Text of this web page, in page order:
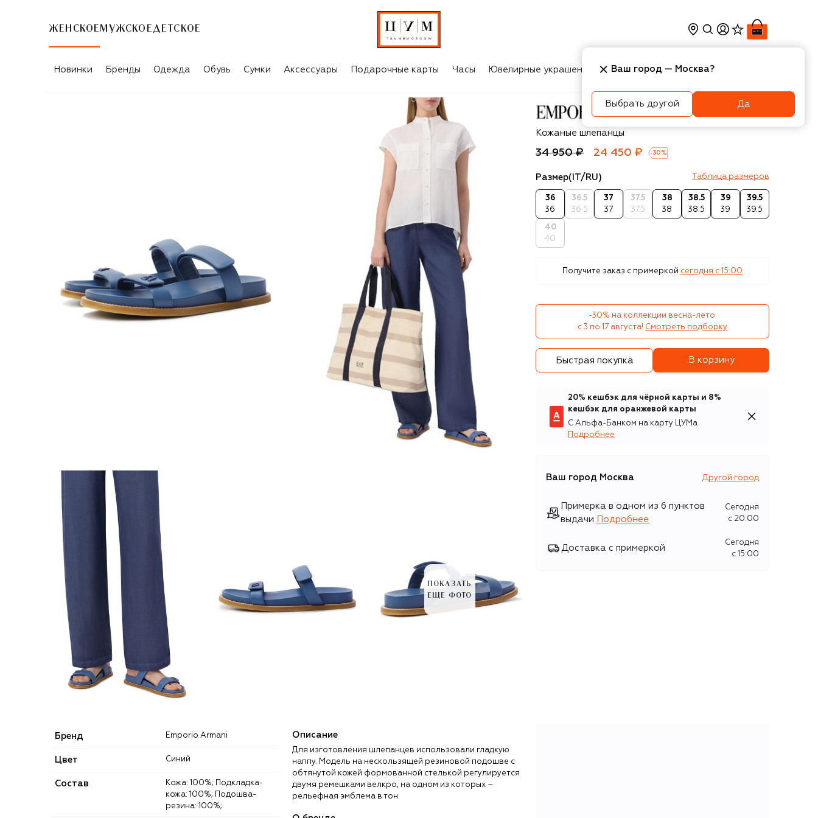
ЖЕНСКОЕ МУЖСКОЕ ДЕТСКОЕ
Новинки Бренды Одежда Обувь Сумки Аксессуары Подарочные карты Часы Ювелирные украшения Косметика Интерьер
ПОКАЗАТЬ
ЕЩЕ ФОТО
Emporio Armani
Кожаные шлепанцы
34 950 ₽ 24 450 ₽ -30 %
Размер(IT/RU) Таблица размеров
36
36
36.5
36.5
37
37
37.5
37.5
38
38
38.5
38.5
39
39
39.5
39.5
40
40
Получите заказ с примеркой сегодня c 15:00
-30% на коллекции весна-лето
с 3 по 17 августа! Смотреть подборку
Быстрая покупка В корзину
20% кешбэк для чёрной карты и 8%
кешбэк для оранжевой карты
С Альфа-Банком на карту ЦУМа
Подробнее
Ваш город Москва Другой город
Примерка в одном из 6 пунктов
выдачи
Подробнее
Сегодня
c 20:00
Доставка с примеркой
Сегодня
c 15:00
Бренд Emporio Armani
Цвет Синий
Состав
Кожа: 100%; Подкладка-
кожа: 100%; Подошва-
резина: 100%;
Описание
Для изготовления шлепанцев использовали гладкую
наппу. Модель на нескользящей резиновой подошве с
обтянутой кожей формованной стелькой регулируется
двумя ремешками велкро, на одном из которых –
рельефная эмблема в тон.
Ваш город — Москва?
Выбрать другой Да